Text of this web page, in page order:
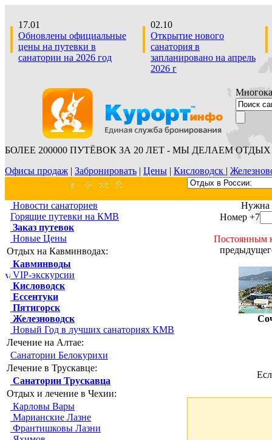
17.01
Обновлены официальные
цены на путевки в
санатории на 2026 год
02.10
Открытие нового
санатория в
запланировано на апрель
2026 г
БОЛЕЕ 200000 ПУТЁВОК ЗА 20 ЛЕТ - МЫ ДЕЛАЕМ ОТДЫХ
Офисы продаж | Забронировать | Цены | Кисловодск |
Новости санаториев
Горящие путевки на КМВ
Заказ путевок
Новые Цены
Отдых на Кавминводах:
Кавминводы
VIP-экскурсии
Кисловодск
Ессентуки
Пятигорск
Железноводск
Новый Год в лучших санаториях КМВ
Лечение на Алтае:
Санатории Белокурихи
Лечение в Трускавце:
Санатории Трускавца
Отдых и лечение в Чехии:
Карловы Вары
Марианские Лазне
Франтишковы Лазни
Нужна
Номер +7
Постоянным